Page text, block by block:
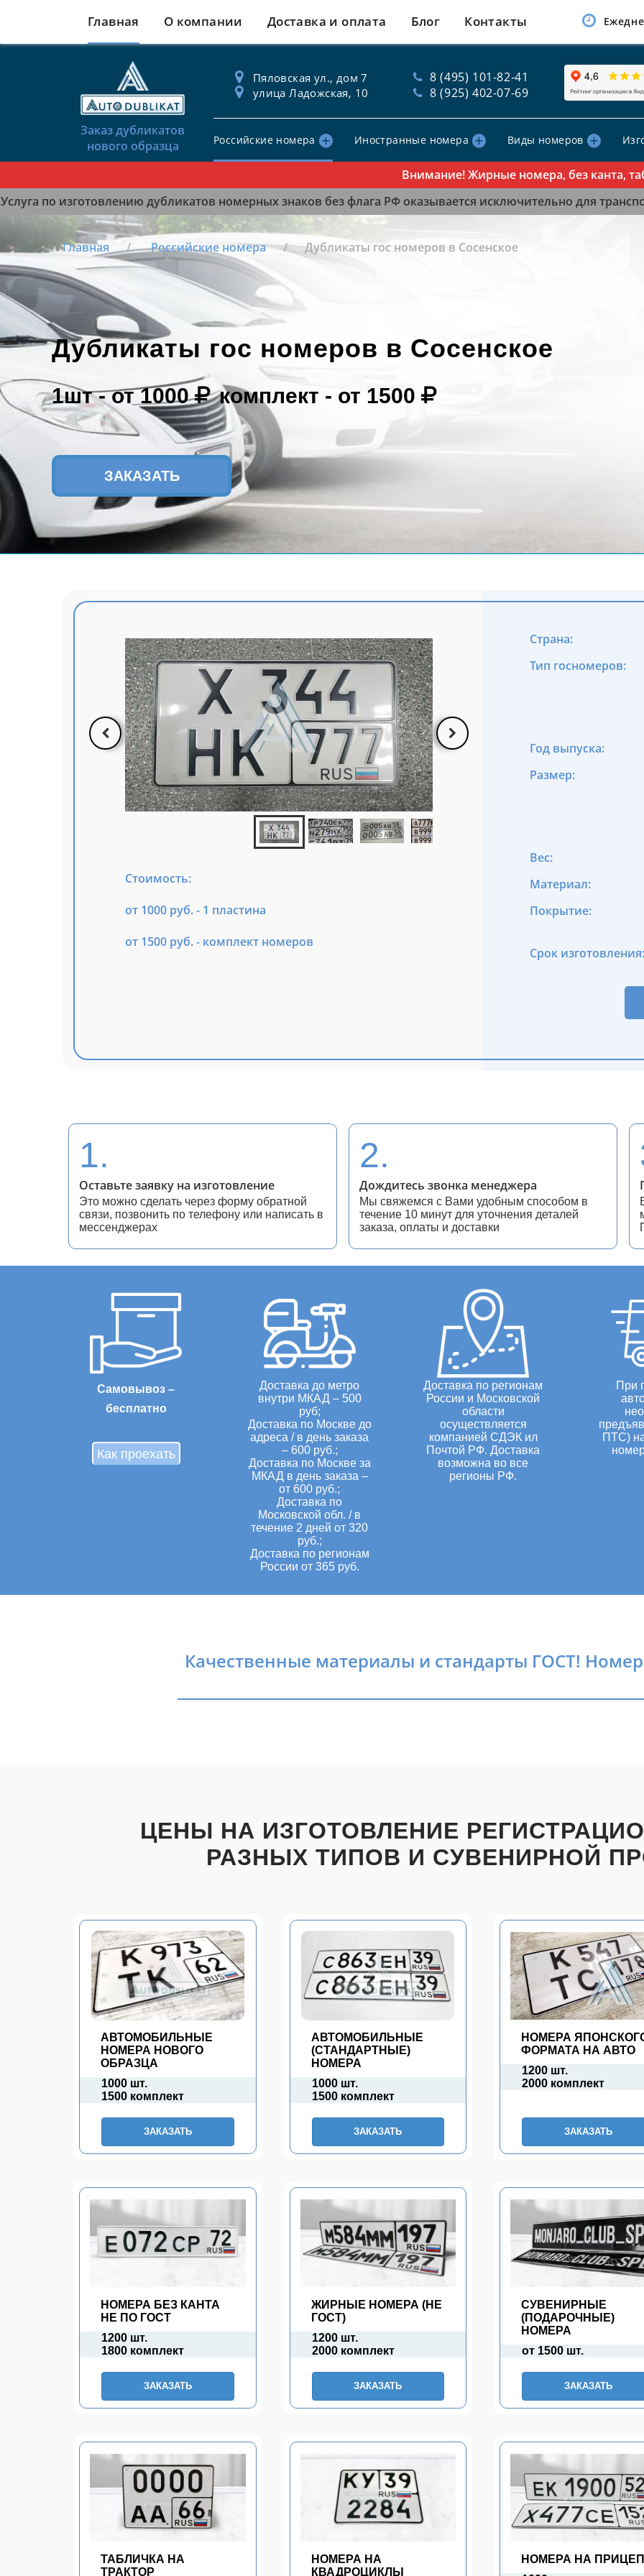
Главная О компании Доставка и оплата Блог Контакты
Заказ дубликатов
нового образца
Пяловская ул., дом 7
улица Ладожская, 10
8 (495) 101-82-41
8 (925) 402-07-69
Российские номера Иностранные номера Виды номеров
Внимание! Жирные номера, без канта,
Услуга по изготовлению дубликатов номерных знаков без флага РФ оказывается исключительно для
Главная Российские номера Дубликаты гос номеров в Сосенское
Дубликаты гос номеров в Сосенское
1шт -от 1000 комплект - от 1500
ЗАКАЗАТЬ
Стоимость:
от 1000 руб. - 1 пластина
от 1500 руб. - комплект номеров
Страна:
Тип госномеров:
Год выпуска:
Размер:
Вес:
Материал:
Покрытие:
Срок изготовления:
1.
Оставьте заявку на изготовление
Это можно сделать через форму обратной
связи, позвонить по телефону или написать в
мессенджерах
2.
Дождитесь звонка менеджера
Мы свяжемся с Вами удобным способом в
течение 10 минут для уточнения деталей
заказа, оплаты и доставки
Самовывоз –
бесплатно
Как проехать
Доставка до метро
внутри МКАД – 500
руб;
Доставка по Москве до
адреса / в день заказа
– 600 руб.;
Доставка по Москве за
МКАД в день заказа –
от 600 руб.;
Доставка по
Московской обл. / в
течение 2 дней от 320
руб.;
Доставка по регионам
России от 365 руб.
Доставка по регионам
России и Московской
области
осуществляется
компанией СДЭК ил
Почтой РФ. Доставка
возможна во все
регионы РФ.
При
ПТС)
Качественные материалы и стандарты ГОСТ!
ЦЕНЫ НА ИЗГОТОВЛЕНИЕ
РАЗНЫХ ТИПОВ И СУВЕНИРНОЙ
АВТОМОБИЛЬНЫЕ
НОМЕРА НОВОГО
ОБРАЗЦА
1000 шт.
1500 комплект
ЗАКАЗАТЬ
АВТОМОБИЛЬНЫЕ
(СТАНДАРТНЫЕ)
НОМЕРА
1000 шт.
1500 комплект
ЗАКАЗАТЬ
НОМЕРА
ФОРМАТА НА АВТО
1200 шт.
2000 комплект
ЗАКАЗАТЬ
НОМЕРА БЕЗ КАНТА
НЕ ПО ГОСТ
1200 шт.
1800 комплект
ЗАКАЗАТЬ
ЖИРНЫЕ НОМЕРА (НЕ
ГОСТ)
1200 шт.
2000 комплект
ЗАКАЗАТЬ
СУВЕНИРНЫЕ
(ПОДАРОЧНЫЕ)
НОМЕРА
от 1500 шт.
ЗАКАЗАТЬ
ТАБЛИЧКА НА
ТРАКТОР
НОМЕРА НА
КВАДРОЦИКЛЫ
НОМЕРА НА ПРИЦЕП